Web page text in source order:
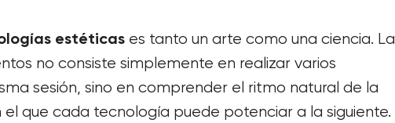
estéticas es tanto un arte como una ciencia. La
no consiste simplemente en realizar varios
sesión, sino en comprender el ritmo natural de la
que cada tecnología puede potenciar a la siguiente.